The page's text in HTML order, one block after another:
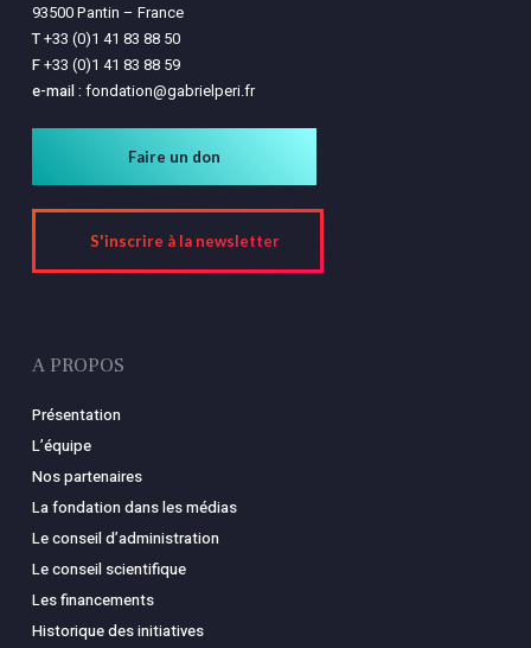
93500 Pantin – France
T+33 (0)1 41 83 88 50
F+33 (0)1 41 83 88 59
e-mail : fondation@gabrielperi.fr
Faire un don
S'inscrire à la newsletter
A PROPOS
Présentation
L’équipe
Nos partenaires
La fondation dans les médias
Le conseil d’administration
Le conseil scientifique
Les financements
Historique des initiatives